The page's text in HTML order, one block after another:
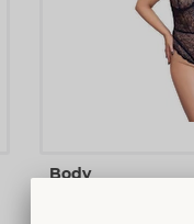
Body